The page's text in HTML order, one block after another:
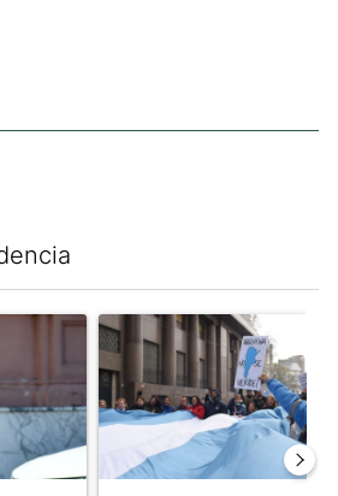
con el título "Las inconsistencias de
Un artículo de tendencia con